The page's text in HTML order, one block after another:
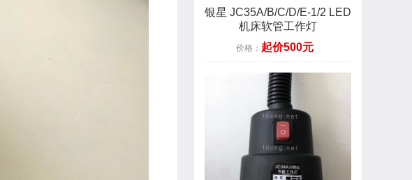
银星 JC35A/B/C/D/E-1/2 LED
机床软管工作灯
价格： 起价500元